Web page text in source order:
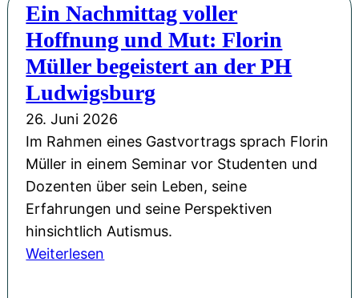
n
e
r
S
a
c
h
e
:
U
n
s
Ein Nachmittag voller
Hoffnung und Mut: Florin
Müller begeistert an der PH
Ludwigsburg
26. Juni 2026
Im Rahmen eines Gastvortrags sprach Florin
Müller in einem Seminar vor Studenten und
Dozenten über sein Leben, seine
Erfahrungen und seine Perspektiven
hinsichtlich Autismus.
Weiterlesen